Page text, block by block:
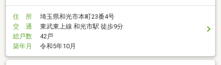
住 所
埼玉県和光市本町23番4号
交 通
東武東上線 和光市駅 徒歩9分
総戸数
42戸
築年月
令和5年10月